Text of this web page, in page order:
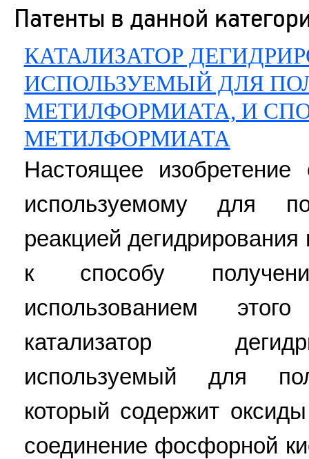
Патенты в данной
КАТАЛИЗАТОР
ИСПОЛЬЗУЕМЫЙ ДЛЯ
МЕТИЛФОРМИАТА, И
МЕТИЛФОРМИАТА
Настоящее изобретение
используемому для
реакцией
к способу
использованием
катализатор
используемый для
который содержит
соединение фосфорной